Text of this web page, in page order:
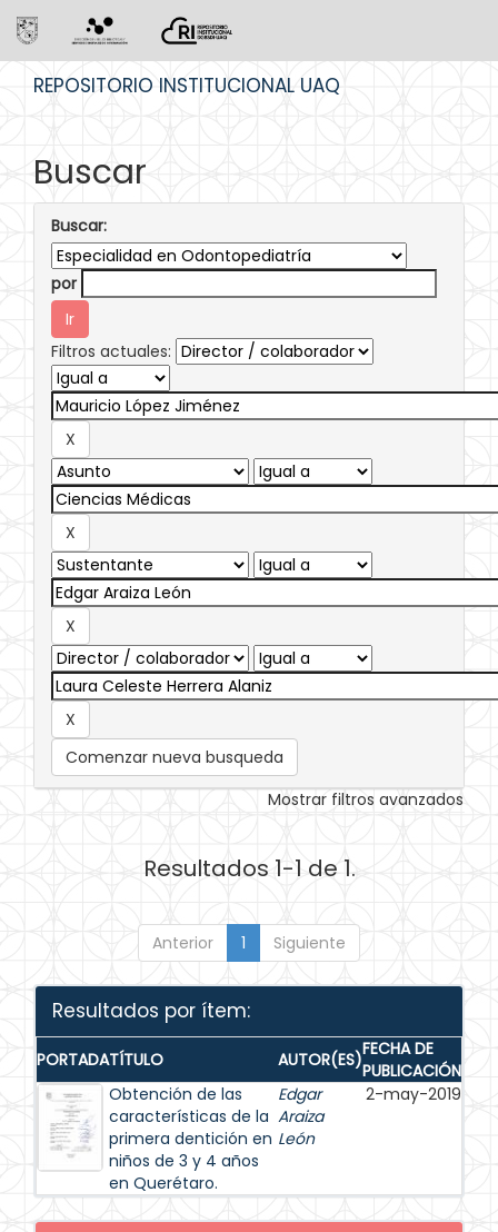
REPOSITORIO INSTITUCIONAL UAQ
Buscar
Buscar:
por
Filtros actuales:
Comenzar nueva busqueda
Mostrar filtros avanzados
Resultados 1-1 de 1.
Anterior 1 Siguiente
Resultados por ítem:
PORTADATÍTULO AUTOR(ES)FECHA DE
PUBLICACIÓN
Obtención de las
características de la
primera dentición en
niños de 3 y 4 años
en Querétaro.
Edgar
Araiza
León
2-may-2019